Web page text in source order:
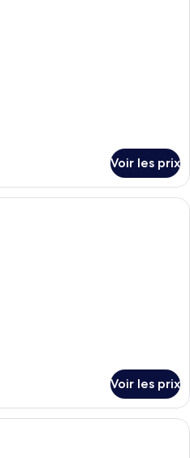
Voir les prix
Une chambre d’hôtel avec un lit,
Voir les prix
Une chambre à coucher avec un lit,